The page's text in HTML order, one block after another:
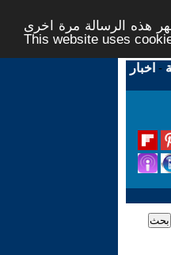
هذه الرسالة مرة اخرى -
This website uses
- اخبار